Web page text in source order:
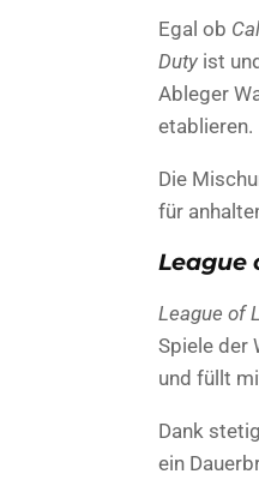
Egal ob
Duty ist
Ableger
etablieren.
Die
für
League
League of
Spiele der
und füllt
Dank
ein